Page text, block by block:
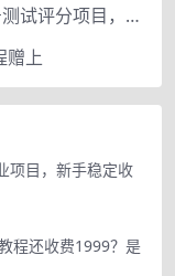
《188个赚钱项目-180》手机尾号测试评分项目，短视频直播日赚200+
赠上
项目，新手稳定收
程还收费1999？是